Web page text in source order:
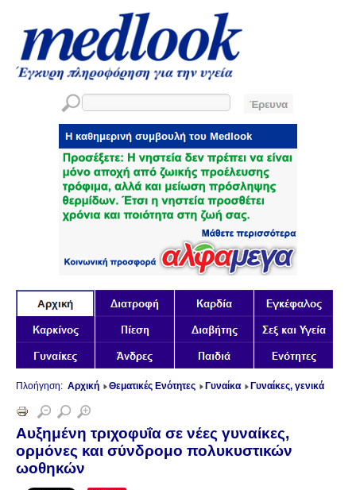
Πλοήγηση: Αρχική Θεματικές Ενότητες Γυναίκα Γυναίκες, γενικά
Αυξημένη τριχοφυΐα σε νέες γυναίκες,
ορμόνες και σύνδρομο πολυκυστικών
ωοθηκών